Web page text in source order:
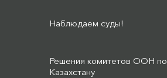
Наблюдаем суды!
Решения комитетов ООН по
Казахстану